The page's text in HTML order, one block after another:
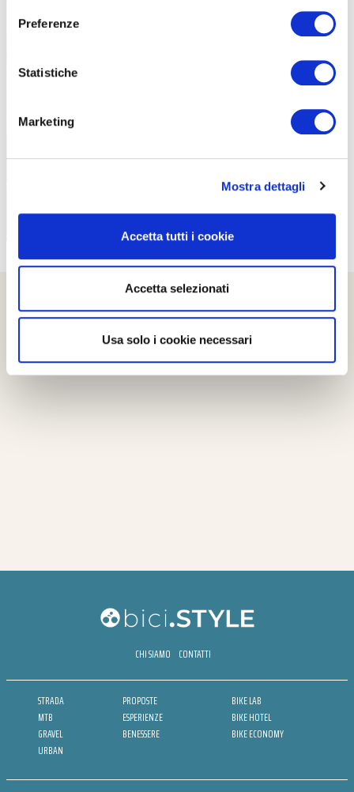
Preferenze
Statistiche
Marketing
Mostra dettagli
Accetta tutti i cookie
Accetta selezionati
Usa solo i cookie necessari
CHI SIAMO CONTATTI
STRADA
MTB
GRAVEL
URBAN
PROPOSTE
ESPERIENZE
BENESSERE
BIKE LAB
BIKE HOTEL
BIKE ECONOMY